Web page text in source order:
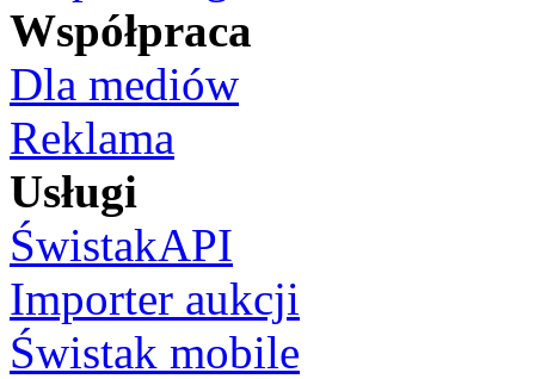
Współpraca
Dla mediów
Reklama
Usługi
ŚwistakAPI
Importer aukcji
Świstak mobile